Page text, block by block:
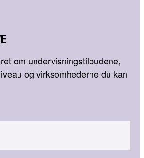
om undervisningstilbudene,
og virksomhederne du kan